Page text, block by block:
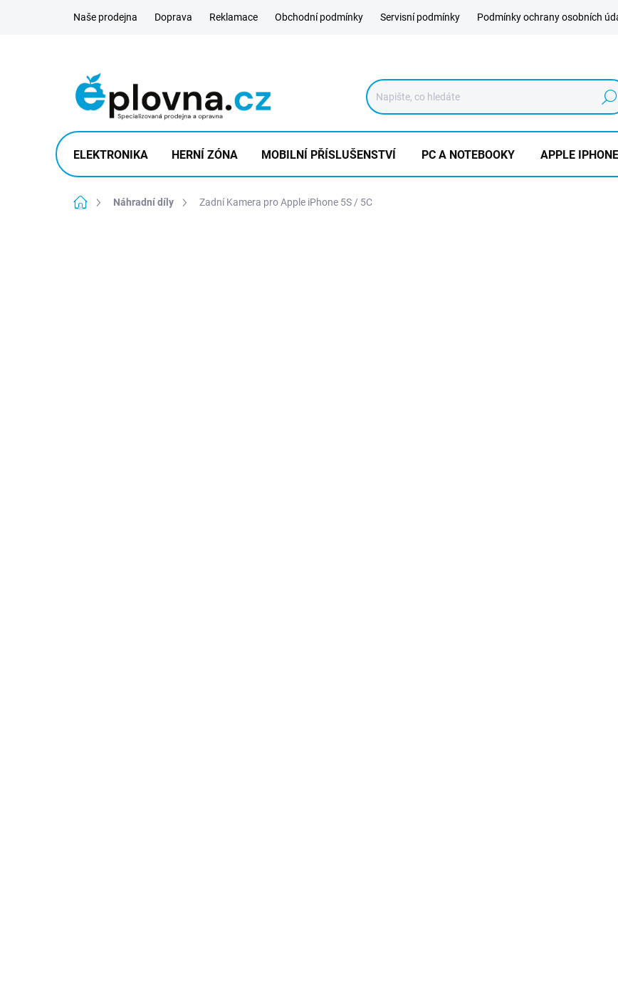
Naše prodejna Doprava Reklamace Obchodní podmínky Servisní podmínky Podmínky ochrany osobních
Hledat
ELEKTRONIKA HERNÍ ZÓNA MOBILNÍ PŘÍSLUŠENSTVÍ PC A NOTEBOOKY APPLE IPHONE
Domů Náhradní díly Zadní Kamera pro Apple iPhone 5S / 5C